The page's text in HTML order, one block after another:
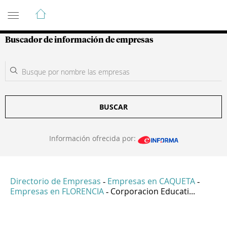
Guía de Empresas Colombianas
Buscador de información de empresas
BUSCAR
Información ofrecida por:
Directorio de Empresas - Empresas en CAQUETA -
Empresas en FLORENCIA - Corporacion Educati...